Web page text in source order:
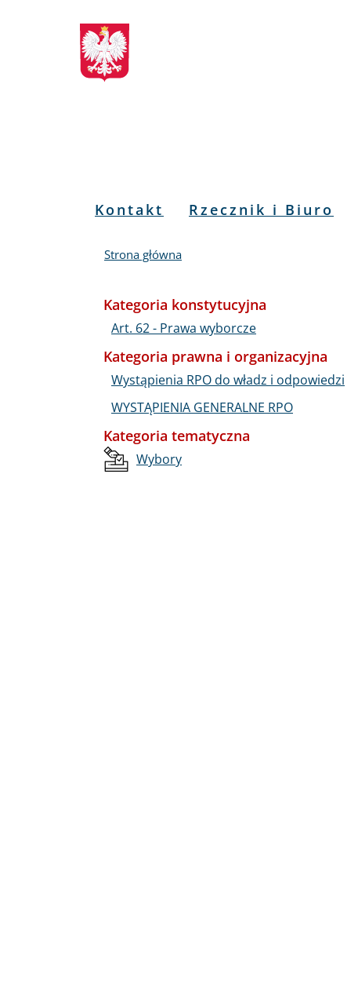
Biuletyn
Informacji
Publicznej
Menu
Kontakt Rzecznik i Biuro
Strona główna
Kategoria konstytucyjna
Art. 62 - Prawa wyborcze
Kategoria prawna i organizacyjna
Wystąpienia RPO do władz i odpowiedzi
WYSTĄPIENIA GENERALNE RPO
Kategoria tematyczna
Wybory